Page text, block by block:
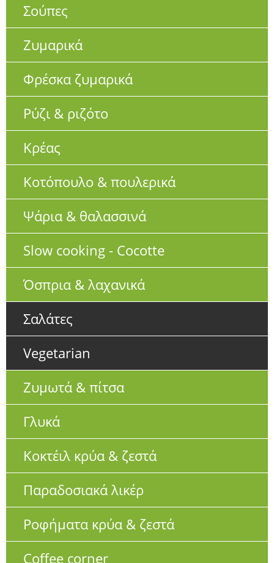
Σούπες
Ζυμαρικά
Φρέσκα ζυμαρικά
Ρύζι & ριζότο
Κρέας
Κοτόπουλο & πουλερικά
Ψάρια & θαλασσινά
Slow cooking - Cocotte
Όσπρια & λαχανικά
Σαλάτες
Vegetarian
Ζυμωτά & πίτσα
Γλυκά
Κοκτέιλ κρύα & ζεστά
Παραδοσιακά λικέρ
Ροφήματα κρύα & ζεστά
Coffee corner